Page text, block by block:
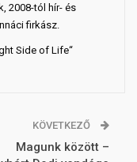
2008-tól hír- és
firkász.
Side of Life“
KÖVETKEZŐ
Magunk között –